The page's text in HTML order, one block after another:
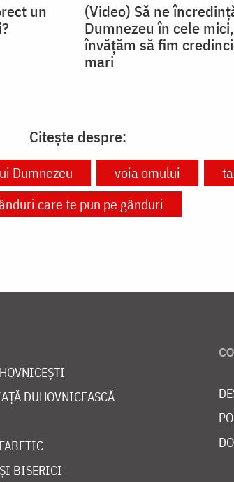
un
(Video) Să ne
Dumnezeu în cele
învățăm să fim
mari
Citește despre:
Dumnezeu voia omului
care te pun pe gânduri
DUHOVNICEASCĂ
BISERICI